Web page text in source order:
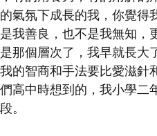
氣氛下成長的我，你覺得
我善良，也不是我無知
那個層次了，我早就長大
的智商和手法要比愛滋針
高中時想到的，我小學二
。